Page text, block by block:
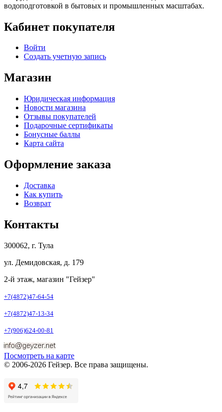
водоподготовкой в бытовых и промышленных масштабах.
Кабинет покупателя
Войти
Создать учетную запись
Магазин
Юридическая информация
Новости магазина
Отзывы покупателей
Подарочные сертификаты
Бонусные баллы
Карта сайта
Оформление заказа
Доставка
Как купить
Возврат
Контакты
300062, г. Тула
ул. Демидовская, д. 179
2-й этаж, магазин "Гейзер"
+7(4872)47-64-54
+7(4872)47-13-34
+7(906)624-00-81
Посмотреть на карте
© 2006-2026 Гейзер. Все права защищены.